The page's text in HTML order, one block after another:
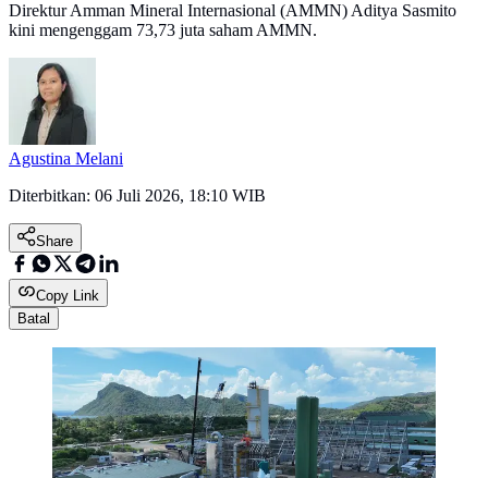
Direktur Amman Mineral Internasional (AMMN) Aditya Sasmito
kini mengenggam 73,73 juta saham AMMN.
Agustina Melani
Diterbitkan: 06 Juli 2026, 18:10 WIB
Share
Copy Link
Batal